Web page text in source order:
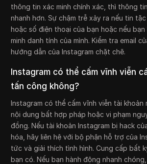
thông tin xác minh chính xác, thì thông
nhanh hơn. Sự chậm trễ xảy ra nếu tin
hoặc số điện thoại của bạn hoặc nếu
minh danh tính của mình. Kiểm tra email
hướng dẫn của Instagram chặt chẽ.
Instagram có thể cấm vĩnh viễn
tấn công không?
Instagram có thể cấm vĩnh viễn tài khoản
nội dung bất hợp pháp hoặc vi phạm
đồng. Nếu tài khoản Instagram bị hack
hóa, hãy liên hệ với bộ phận hỗ trợ của
tức và giải thích tình hình. Cung cấp bất
bạn có. Nếu bạn hành động nhanh